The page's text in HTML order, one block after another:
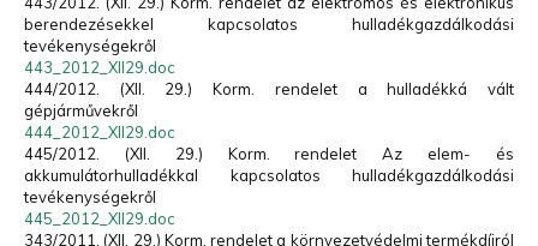
berendezésekkel kapcsolatos hulladékgazdálkodási
tevékenységekről
443_2012_XII29.doc
444/2012. (XII. 29.) Korm. rendelet a hulladékká vált
gépjárművekről
444_2012_XII29.doc
445/2012. (XII. 29.) Korm. rendelet Az elem- és
akkumulátorhulladékkal kapcsolatos hulladékgazdálkodási
tevékenységekről
445_2012_XII29.doc
343/2011. (XII. 29.) Korm. rendelet a környezetvédelmi termékdíjról